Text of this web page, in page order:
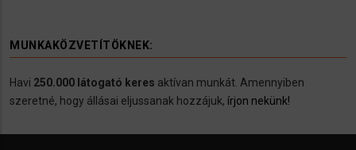
MUNKAKÖZVETÍTÖKNEK:
Havi 250.000 látogató keres aktívan munkát. Amennyiben
szeretné, hogy állásai eljussanak hozzájuk, írjon nekünk!